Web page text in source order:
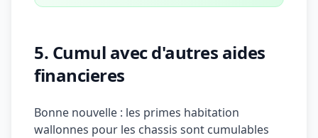
5. Cumul avec d'autres aides
financieres
Bonne nouvelle : les primes habitation
wallonnes pour les chassis sont cumulables